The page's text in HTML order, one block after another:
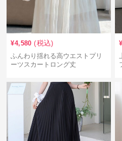
¥4,580 (税込)
ふんわり揺れる高ウエストプリ
ーツスカートロング丈